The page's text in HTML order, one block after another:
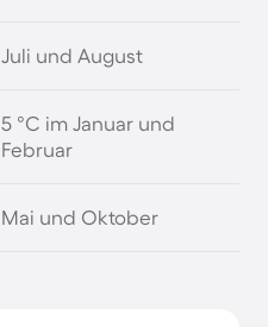
Juli und August
5 °C im Januar und
Februar
Mai und Oktober